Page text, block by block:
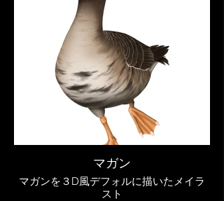
マガン
マガンを３D風デフォルに描いたメイラ
スト